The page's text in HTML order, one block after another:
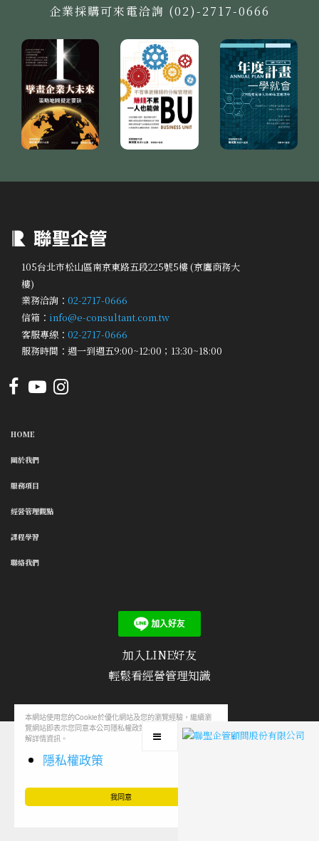
本網站使用您的Cookie於優化網站及您的瀏覽經驗，繼續瀏
覽網站即表示您同意本公司隱私權政策，您可至隱私權政策了
解詳情資訊。
隱私權政策
我同意
企業採購可來電洽詢 (02)-2717-0666
105台北市松山區南京東路五段225號5樓 (京鷹商務大
樓)
業務洽詢： 02-2717-0666
信箱： info@e-consultant.com.tw
客服專線： 02-2717-0666
服務時間：週一到週五9:00~12:00；13:30~18:00
HOME
關於我們
服務項目
經營管理觀點
課程學習
聯絡我們
加入LINE好友
輕鬆看經營管理知識
隱私權政策/使用條款 聯絡我們/ 文章投稿